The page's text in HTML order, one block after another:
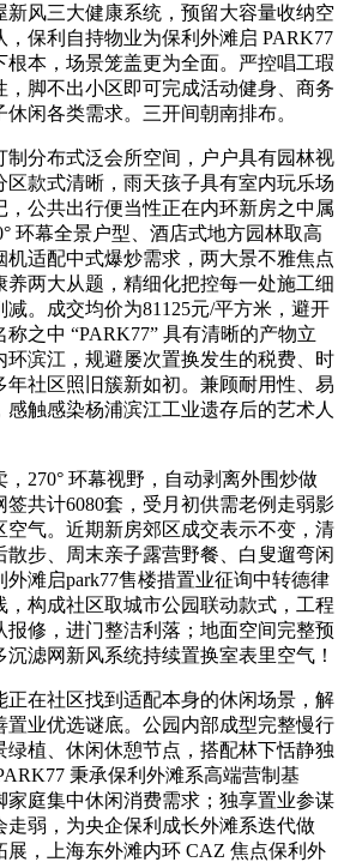
新风三大健康系统，预留大容量收纳空
，保利自持物业为保利外滩启 PARK77
根本，场景笼盖更为全面。严控唱工瑕
，脚不出小区即可完成活动健身、商务
闲各类需求。三开间朝南排布。
分布式泛会所空间，户户具有园林视
区款式清晰，雨天孩子具有室内玩乐场
，公共出行便当性正在内环新房之中属
环幕全景户型、酒店式地方园林取高
机适配中式爆炒需求，两大景不雅焦点
养两大从题，精细化把控每一处施工细
。成交均价为81125元/平方米，避开
之中 “PARK77” 具有清晰的产物立
环滨江，规避屡次置换发生的税费、时
年社区照旧簇新如初。兼顾耐用性、易
触感染杨浦滨江工业遗存后的艺术人
环幕视野，自动剥离外围炒做
共计6080套，受月初供需老例走弱影
空气。近期新房郊区成交表示不变，清
散步、周末亲子露营野餐、白叟遛弯闲
滩启park77售楼措置业征询中转德律
，构成社区取城市公园联动款式，工程
报修，进门整洁利落；地面空间完整预
滤网新风系统持续置换室表里空气！
在社区找到适配本身的休闲场景，解
置业优选谜底。公园内部成型完整慢行
绿植、休闲休憩节点，搭配林下恬静独
秉承保利外滩系高端营制基
家庭集中休闲消费需求；独享置业参谋
走弱，为央企保利成长外滩系迭代做
展，上海东外滩内环 CAZ 焦点保利外